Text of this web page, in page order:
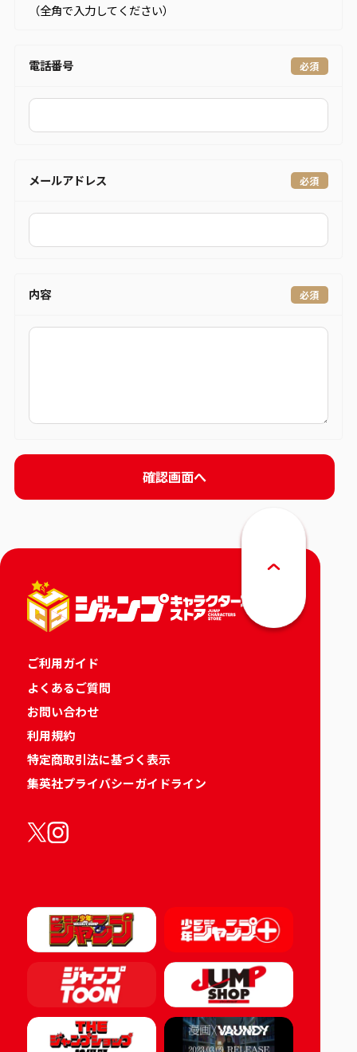
（全角で入力してください）
電話番号
メールアドレス
内容
ご利用ガイド
よくあるご質問
お問い合わせ
利用規約
特定商取引法に基づく表示
集英社プライバシーガイドライン